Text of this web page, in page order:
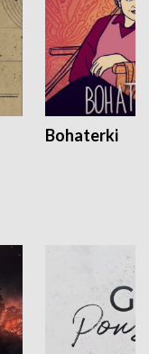
Bohaterki